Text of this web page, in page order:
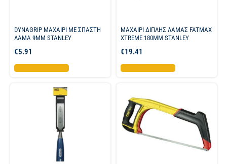
DYNAGRIP ΜΑΧΑΙΡΙ ME ΣΠΑΣΤΗ
ΛΑΜΑ 9MM STANLEY
€5.91
Προσθήκη στο καλάθι
ΜΑΧΑΙΡΙ ΔΙΠΛΗΣ ΛΑΜΑΣ FATMAX
XTREME 180ΜΜ STANLEY
€19.41
Προσθήκη στο καλάθι